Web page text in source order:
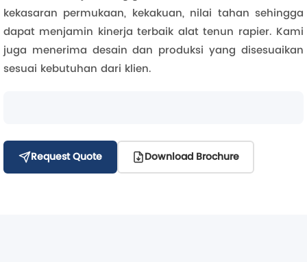
kekasaran permukaan, kekakuan, nilai tahan sehingga
dapat menjamin kinerja terbaik alat tenun rapier. Kami
juga menerima desain dan produksi yang disesuaikan
sesuai kebutuhan dari klien.
Request Quote Download Brochure